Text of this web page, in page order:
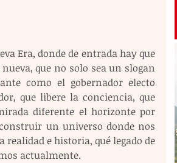
Era, donde de entrada hay que
que no solo sea un slogan
como el gobernador electo
que libere la conciencia, que
diferente el horizonte por
un universo donde nos
e historia, qué legado de
actualmente.